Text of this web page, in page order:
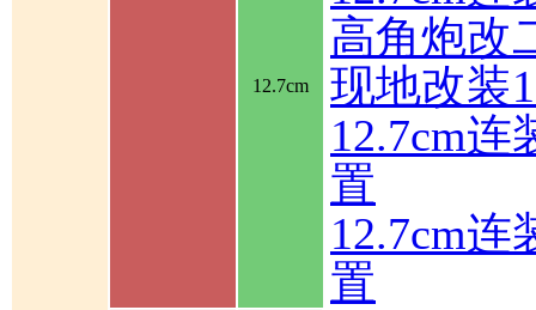
12.7cm
高角炮改
现地改装
12.7cm
置
12.7cm
置